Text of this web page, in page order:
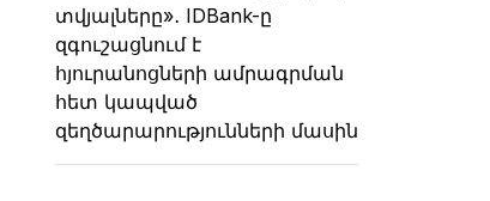
տվյալները»․ IDBank-ը
զգուշացնում է
հյուրանոցների ամրագրման
հետ կապված
զեղծարարությունների մասին